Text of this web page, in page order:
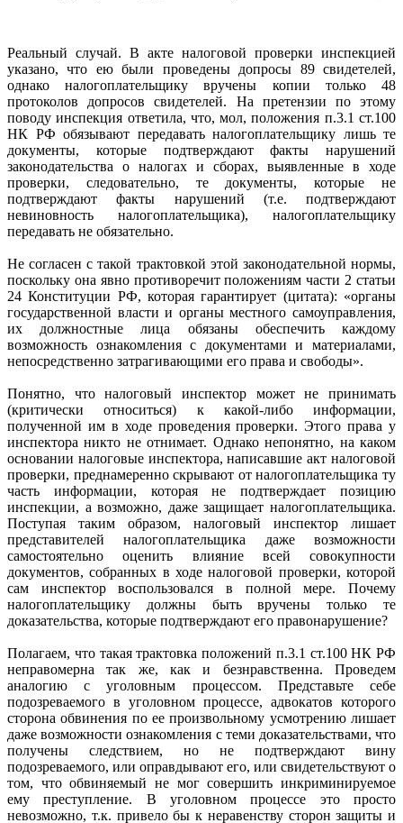
Реальный случай. В акте налоговой проверки инспекцией
указано, что ею были проведены допросы 89 свидетелей,
однако налогоплательщику вручены копии только 48
протоколов допросов свидетелей. На претензии по этому
поводу инспекция ответила, что, мол, положения п.3.1 ст.100
НК РФ обязывают передавать налогоплательщику лишь те
документы, которые подтверждают факты нарушений
законодательства о налогах и сборах, выявленные в ходе
проверки, следовательно, те документы, которые не
подтверждают факты нарушений (т.е. подтверждают
невиновность налогоплательщика), налогоплательщику
передавать не обязательно.
Не согласен с такой трактовкой этой законодательной нормы,
поскольку она явно противоречит положениям части 2 статьи
24 Конституции РФ, которая гарантирует (цитата): «органы
государственной власти и органы местного самоуправления,
их должностные лица обязаны обеспечить каждому
возможность ознакомления с документами и материалами,
непосредственно затрагивающими его права и свободы».
Понятно, что налоговый инспектор может не принимать
(критически относиться) к какой-либо информации,
полученной им в ходе проведения проверки. Этого права у
инспектора никто не отнимает. Однако непонятно, на каком
основании налоговые инспектора, написавшие акт налоговой
проверки, преднамеренно скрывают от налогоплательщика ту
часть информации, которая не подтверждает позицию
инспекции, а возможно, даже защищает налогоплательщика.
Поступая таким образом, налоговый инспектор лишает
представителей налогоплательщика даже возможности
самостоятельно оценить влияние всей совокупности
документов, собранных в ходе налоговой проверки, которой
сам инспектор воспользовался в полной мере. Почему
налогоплательщику должны быть вручены только те
доказательства, которые подтверждают его правонарушение?
Полагаем, что такая трактовка положений п.3.1 ст.100 НК РФ
неправомерна так же, как и безнравственна. Проведем
аналогию с уголовным процессом. Представьте себе
подозреваемого в уголовном процессе, адвокатов которого
сторона обвинения по ее произвольному усмотрению лишает
даже возможности ознакомления с теми доказательствами, что
получены следствием, но не подтверждают вину
подозреваемого, или оправдывают его, или свидетельствуют о
том, что обвиняемый не мог совершить инкриминируемое
ему преступление. В уголовном процессе это просто
невозможно, т.к. привело бы к неравенству сторон защиты и